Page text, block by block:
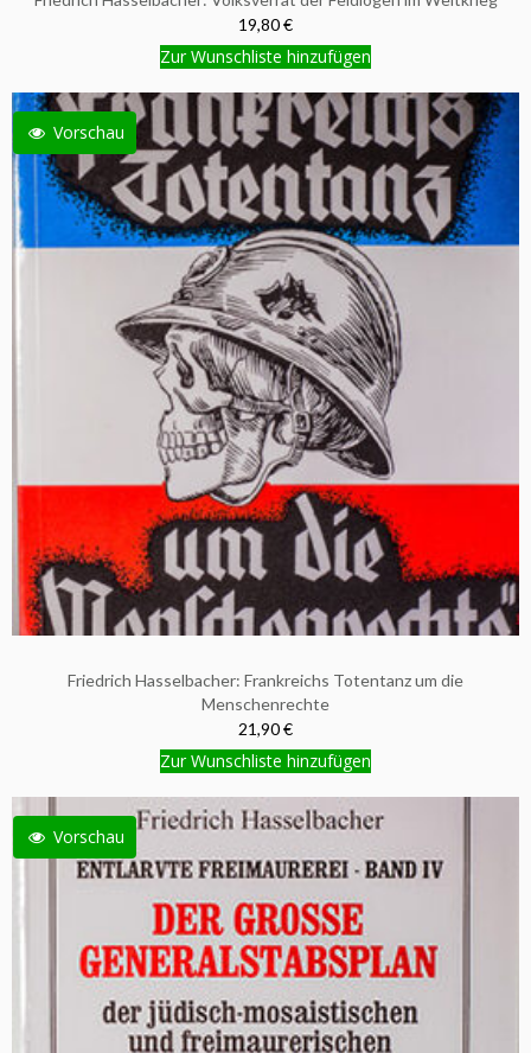
19,80 €
Zur Wunschliste hinzufügen
Vorschau
Friedrich Hasselbacher: Frankreichs Totentanz um die
Menschenrechte
21,90 €
Zur Wunschliste hinzufügen
Vorschau